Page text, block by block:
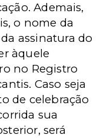
Ademais,
o nome da
assinatura do
àquele
no Registro
Caso seja
de celebração
sua
será